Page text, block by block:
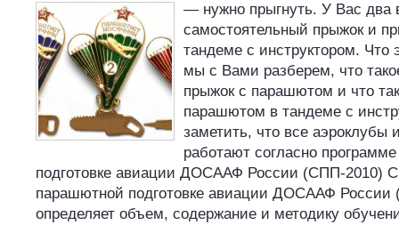
— нужно прыгнуть. У Вас два
самостоятельный прыжок и
тандеме с инструктором. Что
мы с Вами разберем, что
прыжок с парашютом и что
парашютом в тандеме с
заметить, что все аэроклубы
работают согласно
подготовке авиации ДОСААФ России (СПП-2010)
парашютной подготовке авиации ДОСААФ России
определяет объем, содержание и методику